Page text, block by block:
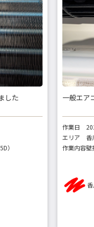
した
）
一般エア
作業日
エリア
香
作業内容壁